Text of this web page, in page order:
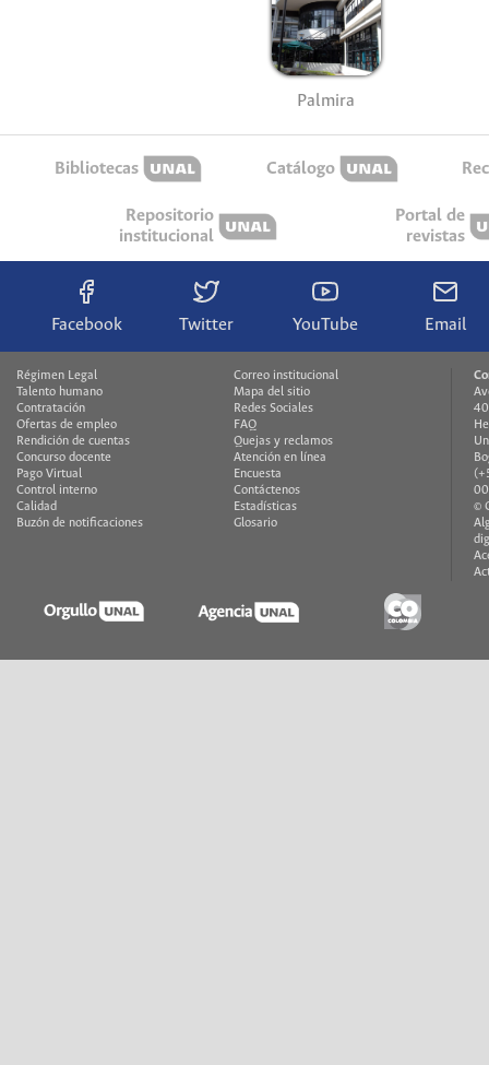
Palmira
Bibliotecas Catálogo
Repositorio
institucional
Portal de
revistas
Facebook Twitter YouTube Email
Régimen Legal
Talento humano
Contratación
Ofertas de empleo
Rendición de cuentas
Concurso docente
Pago Virtual
Control interno
Calidad
Buzón de notificaciones
Correo institucional
Mapa del sitio
Redes Sociales
FAQ
Quejas y reclamos
Atención en línea
Encuesta
Contáctenos
Estadísticas
Glosario
©